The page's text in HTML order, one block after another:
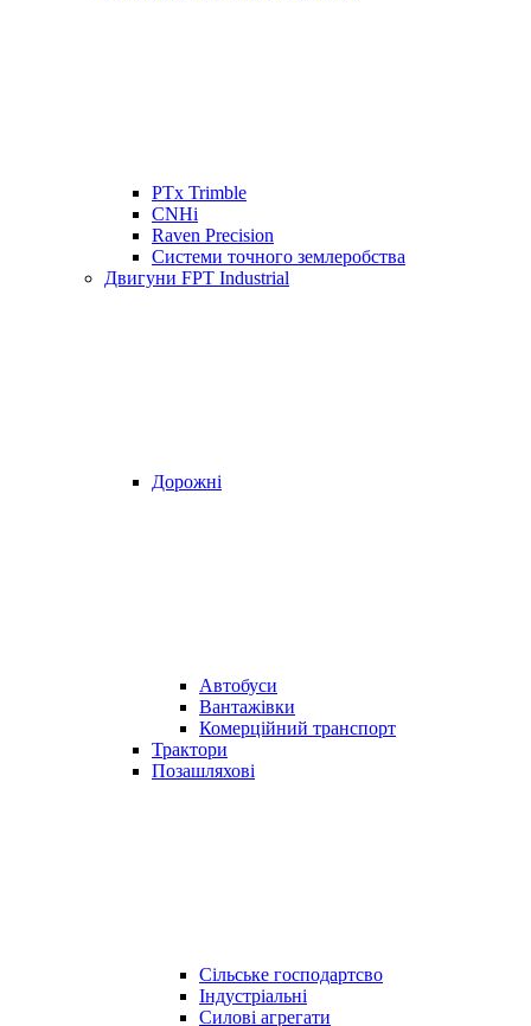
PTx Trimble
CNHi
Raven Precision
Системи точного землеробства
Двигуни FPT Industrial
Дорожні
Автобуси
Вантажівки
Комерційний транспорт
Трактори
Позашляхові
Сільське господартсво
Індустріальні
Силові агрегати